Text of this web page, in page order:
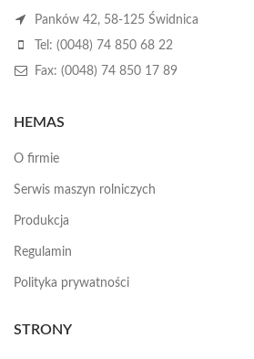
Panków 42, 58-125 Świdnica
Tel: (0048) 74 850 68 22
Fax: (0048) 74 850 17 89
HEMAS
O firmie
Serwis maszyn rolniczych
Produkcja
Regulamin
Polityka prywatności
STRONY